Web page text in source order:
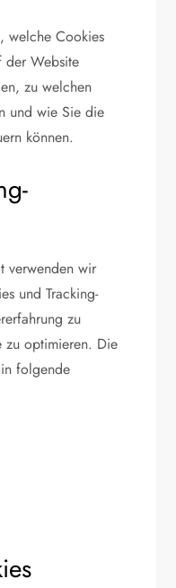
welche Cookies
der Website
zu welchen
und wie Sie die
können.
verwenden wir
und Tracking-
zu
zu optimieren. Die
folgende